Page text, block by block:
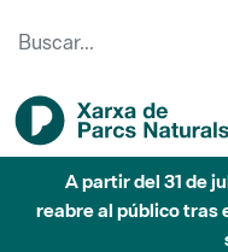
A partir del 31 de
reabre al público tras